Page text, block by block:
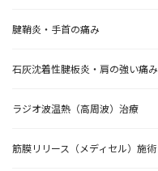
腱鞘炎・手首の痛み
石灰沈着性腱板炎・肩の強い痛み
ラジオ波温熱（高周波）治療
筋膜リリース（メディセル）施術